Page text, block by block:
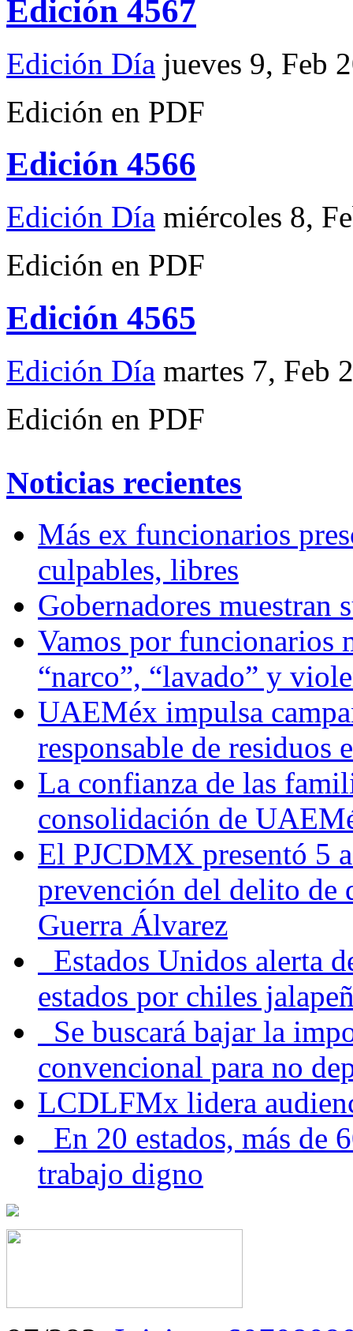
Edición 4567
Edición Día jueves 9, Feb
Edición en PDF
Edición 4566
Edición Día miércoles 8,
Edición en PDF
Edición 4565
Edición Día martes 7, Feb
Edición en PDF
Noticias recientes
Más ex funcionarios
culpables, libres
Gobernadores muestran
Vamos por funcionarios
“narco”, “lavado” y
UAEMéx impulsa
responsable de residuos
La confianza de las
consolidación de
El PJCDMX presentó 5
prevención del delito de
Guerra Álvarez
Estados Unidos alerta
estados por chiles
Se buscará bajar la
convencional para no
LCDLFMx lidera
En 20 estados, más de
trabajo digno